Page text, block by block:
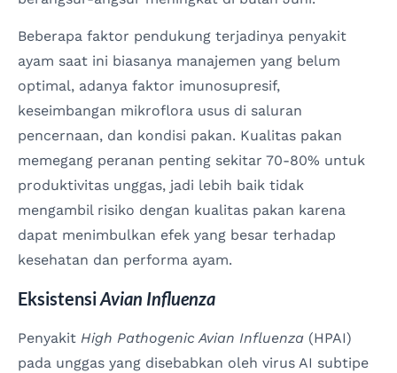
Beberapa faktor pendukung terjadinya penyakit
ayam saat ini biasanya manajemen yang belum
optimal, adanya faktor imunosupresif,
keseimbangan mikroflora usus di saluran
pencernaan, dan kondisi pakan. Kualitas pakan
memegang peranan penting sekitar 70-80% untuk
produktivitas unggas, jadi lebih baik tidak
mengambil risiko dengan kualitas pakan karena
dapat menimbulkan efek yang besar terhadap
kesehatan dan performa ayam.
EksistensiAvian Influenza
Penyakit High Pathogenic Avian Influenza (HPAI)
pada unggas yang disebabkan oleh virus AI subtipe